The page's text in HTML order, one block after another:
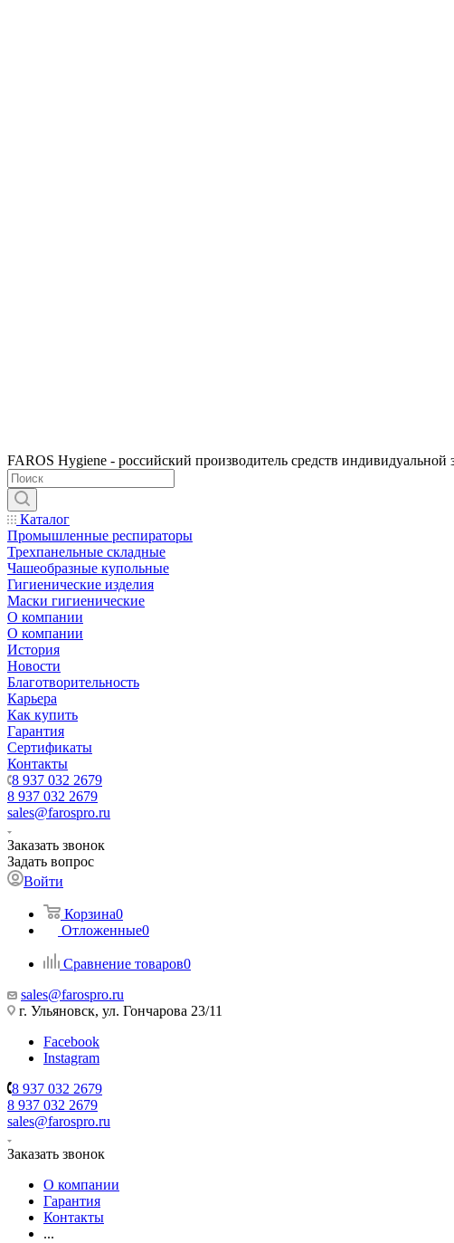
FAROS Hygiene - российский производитель средств
Каталог
Промышленные респираторы
Трехпанельные складные
Чашеобразные купольные
Гигиенические изделия
Маски гигиенические
О компании
О компании
История
Новости
Благотворительность
Карьера
Как купить
Гарантия
Сертификаты
Контакты
8 937 032 2679
8 937 032 2679
sales@farospro.ru
Заказать звонок
Задать вопрос
Войти
Корзина0
Отложенные0
Сравнение товаров0
sales@farospro.ru
г. Ульяновск, ул. Гончарова 23/11
Facebook
Instagram
8 937 032 2679
8 937 032 2679
sales@farospro.ru
Заказать звонок
О компании
Гарантия
Контакты
...